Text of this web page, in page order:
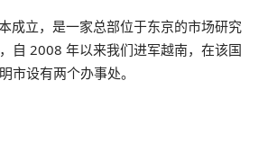
成立，是一家总部位于东京的市场研究
自 2008 年以来我们进军越南，在该国
市设有两个办事处。